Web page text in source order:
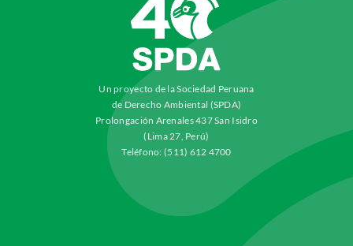
Un proyecto de la Sociedad Peruana
de Derecho Ambiental (SPDA)
Prolongación Arenales 437 San Isidro
(Lima 27, Perú)
Teléfono: (511) 612 4700